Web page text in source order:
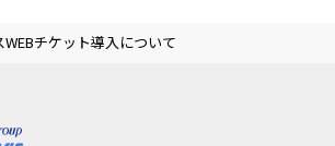
チケット導入について